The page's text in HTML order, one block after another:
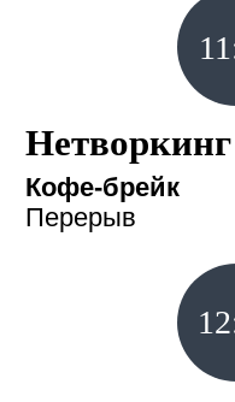
Нетворкинг
Кофе-брейк
Перерыв